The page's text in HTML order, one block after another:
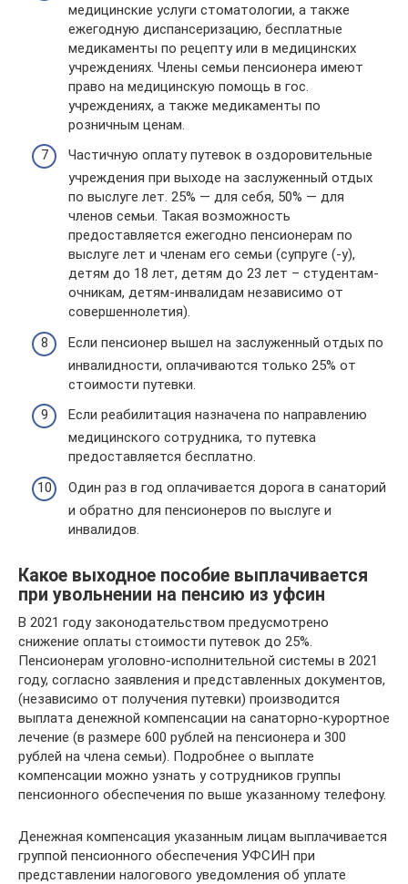
медицинские услуги стоматологии, а также
ежегодную диспансеризацию, бесплатные
медикаменты по рецепту или в медицинских
учреждениях. Члены семьи пенсионера имеют
право на медицинскую помощь в гос.
учреждениях, а также медикаменты по
розничным ценам.
Частичную оплату путевок в оздоровительные
учреждения при выходе на заслуженный отдых
по выслуге лет. 25% — для себя, 50% — для
членов семьи. Такая возможность
предоставляется ежегодно пенсионерам по
выслуге лет и членам его семьи (супруге (-у),
детям до 18 лет, детям до 23 лет – студентам-
очникам, детям-инвалидам независимо от
совершеннолетия).
Если пенсионер вышел на заслуженный отдых по
инвалидности, оплачиваются только 25% от
стоимости путевки.
Если реабилитация назначена по направлению
медицинского сотрудника, то путевка
предоставляется бесплатно.
Один раз в год оплачивается дорога в санаторий
и обратно для пенсионеров по выслуге и
инвалидов.
Какое выходное пособие выплачивается
при увольнении на пенсию из уфсин
В 2021 году законодательством предусмотрено
снижение оплаты стоимости путевок до 25%.
Пенсионерам уголовно-исполнительной системы в 2021
году, согласно заявления и представленных документов,
(независимо от получения путевки) производится
выплата денежной компенсации на санаторно-курортное
лечение (в размере 600 рублей на пенсионера и 300
рублей на члена семьи). Подробнее о выплате
компенсации можно узнать у сотрудников группы
пенсионного обеспечения по выше указанному телефону.
Денежная компенсация указанным лицам выплачивается
группой пенсионного обеспечения УФСИН при
представлении налогового уведомления об уплате